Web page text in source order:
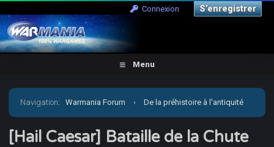
Connexion S’enregistrer
Menu
Navigation:Warmania Forum › De la préhistoire à l'antiquité
› Antiquité-Historique › [Hail Caesar] Bataille de la
[Hail Caesar] Bataille de la Chute